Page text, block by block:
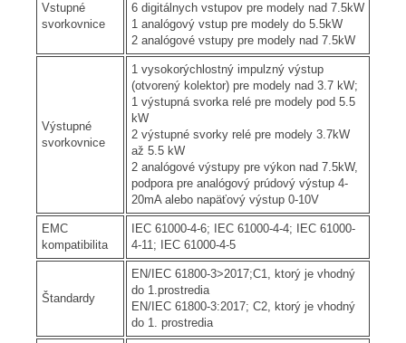
Vstupné
svorkovnice
6 digitálnych vstupov pre modely nad 7.5kW
1 analógový vstup pre modely do 5.5kW
2 analógové vstupy pre modely nad 7.5kW
Výstupné
svorkovnice
1 vysokorýchlostný impulzný výstup
(otvorený kolektor) pre modely nad 3.7 kW;
1 výstupná svorka relé pre modely pod 5.5
kW
2 výstupné svorky relé pre modely 3.7kW
až 5.5 kW
2 analógové výstupy pre výkon nad 7.5kW,
podpora pre analógový prúdový výstup 4-
20mA alebo napäťový výstup 0-10V
EMC
kompatibilita
IEC 61000-4-6; IEC 61000-4-4; IEC 61000-
4-11; IEC 61000-4-5
Štandardy
EN/IEC 61800-3>2017;C1, ktorý je vhodný
do 1.prostredia
EN/IEC 61800-3:2017; C2, ktorý je vhodný
do 1. prostredia